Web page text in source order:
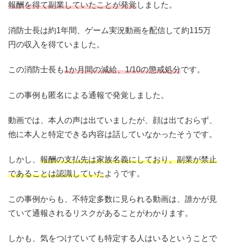
報酬を得て副業していたことが発覚しました。
消防士長は約1年間、ゲーム実況動画を配信して約115万
円の収入を得ていました。
この消防士長も1か月間の減給、1/10の懲戒処分です。
この事例も匿名による通報で発覚しました。
動画では、本人の声は出ていましたが、顔は出ておらず、
他に本人と特定できる内容は話していなかったそうです。
しかし、 報酬の支払先は家族名義にしており、副業が禁止
であることは認識していたようです。
この事例からも、不特定多数に見られる動画は、誰かが見
ていて通報されるリスクがあることがわかります。
しかも、気をつけていても特定する人はいるということで